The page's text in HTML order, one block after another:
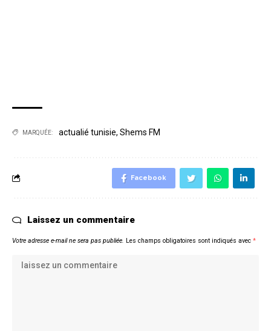
MARQUÉE: actualié tunisie, Shems FM
Facebook
Laissez un commentaire
Votre adresse e-mail ne sera pas publiée. Les champs obligatoires sont indiqués avec *